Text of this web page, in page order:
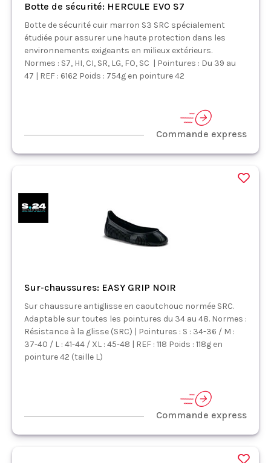
Botte de sécurité: HERCULE EVO S7
Botte de sécurité cuir marron S3 SRC spécialement
étudiée pour assurer une haute protection dans les
environnements exigeants en milieux extérieurs.
Normes : S7, HI, CI, SR, LG, FO, SC | Pointures : Du 39 au
47 | REF : 6162 Poids : 754g en pointure 42
Commande express
Sur-chaussures: EASY GRIP NOIR
Sur chaussure antiglisse en caoutchouc normée SRC.
Adaptable sur toutes les pointures du 34 au 48. Normes :
Résistance à la glisse (SRC) | Pointures : S : 34-36 / M :
37-40 / L : 41-44 / XL : 45-48 | REF : 118 Poids : 118g en
pointure 42 (taille L)
Commande express